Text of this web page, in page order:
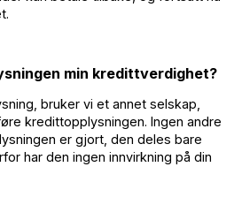
min kredittverdighet?
bruker vi et annet selskap,
kredittopplysningen. Ingen andre
er gjort, den deles bare
har den ingen innvirkning på din